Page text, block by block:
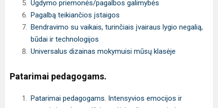
Ugdymo priemonės/pagalbos galimybės
Pagalbą teikiančios įstaigos
Bendravimo su vaikais, turinčiais įvairaus lygio negalią,
būdai ir technologijos
Universalus dizainas mokymuisi mūsų klasėje
Patarimai pedagogams.
Patarimai pedagogams. Intensyvios emocijos ir